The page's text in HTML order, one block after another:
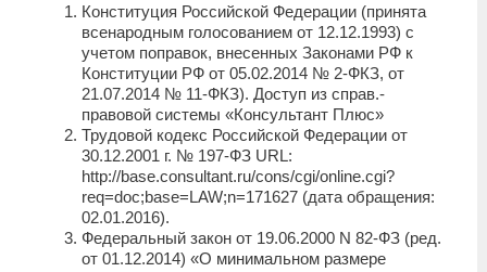
Конституция Российской Федерации (принята
всенародным голосованием от 12.12.1993) с
учетом поправок, внесенных Законами РФ к
Конституции РФ от 05.02.2014 № 2-ФКЗ, от
21.07.2014 № 11-ФКЗ). Доступ из справ.-
правовой системы «Консультант Плюс»
Трудовой кодекс Российской Федерации от
30.12.2001 г. № 197-ФЗ URL:
http://base.consultant.ru/cons/cgi/online.cgi?
req=doc;base=LAW;n=171627 (дата обращения:
02.01.2016).
Федеральный закон от 19.06.2000 N 82-ФЗ (ред.
от 01.12.2014) «О минимальном размере